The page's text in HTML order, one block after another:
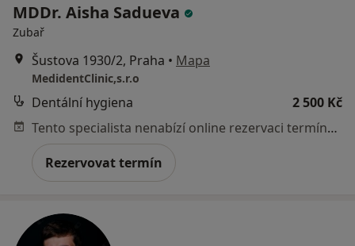
MDDr. Aisha Sadueva
Zubař
Šustova 1930/2, Praha • Mapa
MedidentClinic,s.r.o
Dentální hygiena
2 500 Kč
Tento specialista nenabízí online rezervaci termínu na této adrese.
Rezervovat termín